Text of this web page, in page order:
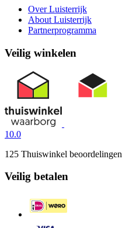
Over Luisterrijk
About Luisterrijk
Partnerprogramma
Veilig winkelen
10.0
125 Thuiswinkel beoordelingen
Veilig betalen